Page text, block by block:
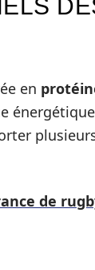
en
de